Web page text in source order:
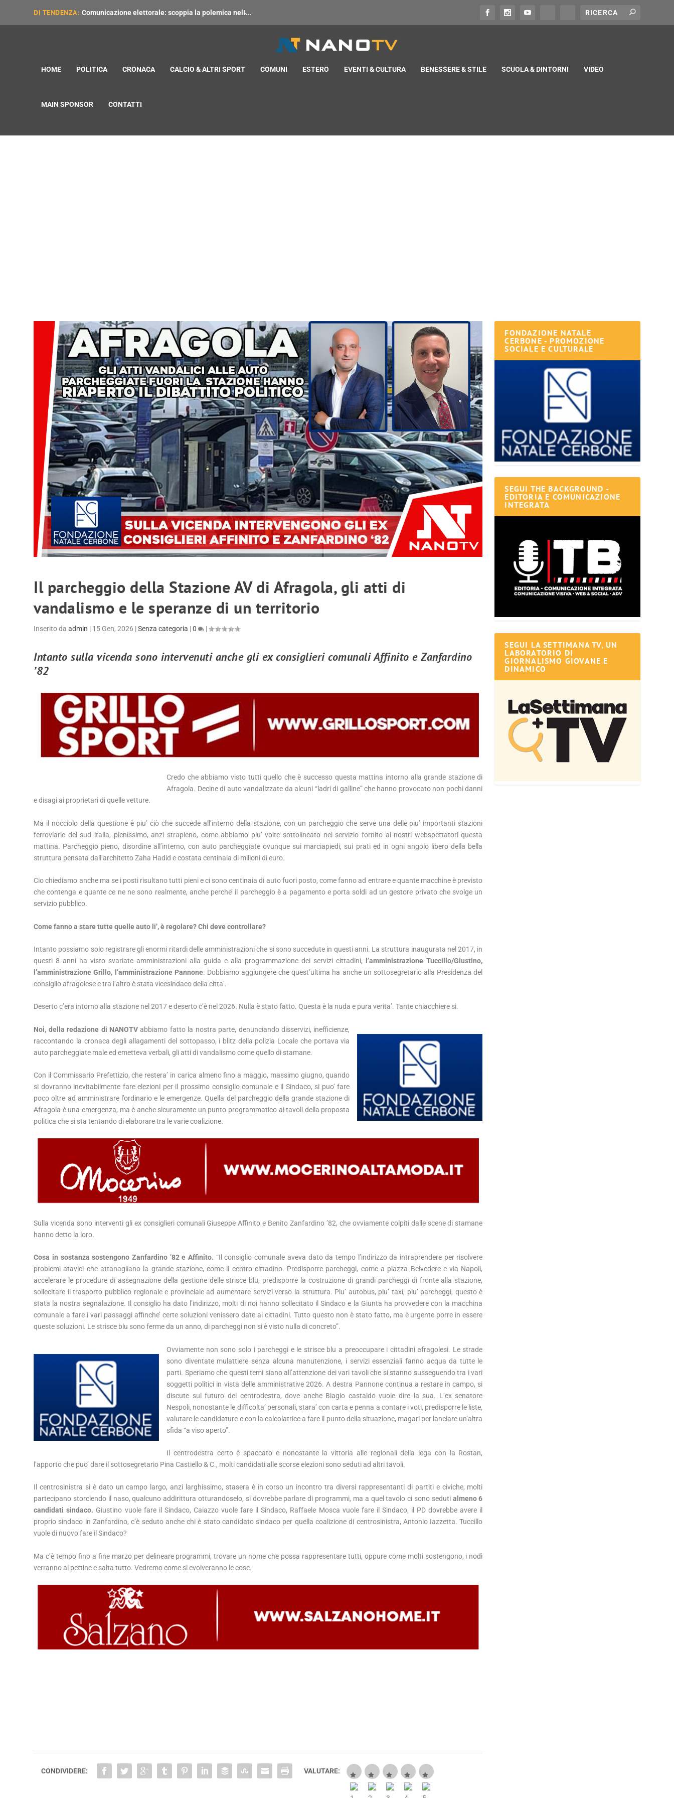
DI TENDENZA: Comunicazione elettorale: scoppia la polemica nell̵...
HOME POLITICA CRONACA CALCIO & ALTRI SPORT COMUNI ESTERO EVENTI & CULTURA BENESSERE & STILE SCUOLA & DINTORNI VIDEO
MAIN SPONSOR CONTATTI
Il parcheggio della Stazione AV di Afragola, gli atti di
vandalismo e le speranze di un territorio
Inserito daadmin | 15 Gen, 2026 |Senza categoria |0 |
Intanto sulla vicenda sono intervenuti anche gli ex consiglieri comunali Affinito e Zanfardino
’82
Credo che abbiamo visto tutti quello che è successo questa mattina intorno alla grande stazione di
Afragola. Decine di auto vandalizzate da alcuni “ladri di galline” che hanno provocato non pochi danni
e disagi ai proprietari di quelle vetture.
Ma il nocciolo della questione è piu’ ciò che succede all’interno della stazione, con un parcheggio che serve una delle piu’ importanti stazioni
ferroviarie del sud italia, pienissimo, anzi strapieno, come abbiamo piu’ volte sottolineato nel servizio fornito ai nostri webspettatori questa
mattina. Parcheggio pieno, disordine all’interno, con auto parcheggiate ovunque sui marciapiedi, sui prati ed in ogni angolo libero della bella
struttura pensata dall’architetto Zaha Hadid e costata centinaia di milioni di euro.
Cio chiediamo anche ma se i posti risultano tutti pieni e ci sono centinaia di auto fuori posto, come fanno ad entrare e quante macchine è previsto
che contenga e quante ce ne ne sono realmente, anche perche’ il parcheggio è a pagamento e porta soldi ad un gestore privato che svolge un
servizio pubblico.
Come fanno a stare tutte quelle auto li’, è regolare? Chi deve controllare?
Intanto possiamo solo registrare gli enormi ritardi delle amministrazioni che si sono succedute in questi anni. La struttura inaugurata nel 2017, in
questi 8 anni ha visto svariate amministrazioni alla guida e alla programmazione dei servizi cittadini,
l’amministrazione Tuccillo/Giustino,
l’amministrazione Grillo, l’amministrazione Pannone. Dobbiamo aggiungere che quest’ultima ha anche un sottosegretario alla Presidenza del
consiglio afragolese e tra l’altro è stata vicesindaco della citta’.
Deserto c’era intorno alla stazione nel 2017 e deserto c’è nel 2026. Nulla è stato fatto. Questa è la nuda e pura verita’. Tante chiacchiere si.
Noi, della redazione di NANOTVabbiamo fatto la nostra parte, denunciando disservizi, inefficienze,
raccontando la cronaca degli allagamenti del sottopasso, i blitz della polizia Locale che portava via
auto parcheggiate male ed emetteva verbali, gli atti di vandalismo come quello di stamane.
Con il Commissario Prefettizio, che restera’ in carica almeno fino a maggio, massimo giugno, quando
si dovranno inevitabilmente fare elezioni per il prossimo consiglio comunale e il Sindaco, si puo’ fare
poco oltre ad amministrare l’ordinario e le emergenze. Quella del parcheggio della grande stazione di
Afragola è una emergenza, ma è anche sicuramente un punto programmatico ai tavoli della proposta
politica che si sta tentando di elaborare tra le varie coalizione.
Sulla vicenda sono interventi gli ex consiglieri comunali Giuseppe Affinito e Benito Zanfardino ’82, che ovviamente colpiti dalle scene di stamane
hanno detto la loro.
Cosa in sostanza sostengono Zanfardino ’82 e Affinito. “Il consiglio comunale aveva dato da tempo l’indirizzo da intraprendere per risolvere
problemi atavici che attanagliano la grande stazione, come il centro cittadino. Predisporre parcheggi, come a piazza Belvedere e via Napoli,
accelerare le procedure di assegnazione della gestione delle strisce blu, predisporre la costruzione di grandi parcheggi di fronte alla stazione,
sollecitare il trasporto pubblico regionale e provinciale ad aumentare servizi verso la struttura. Piu’ autobus, piu’ taxi, piu’ parcheggi, questo è
stata la nostra segnalazione. Il consiglio ha dato l’indirizzo, molti di noi hanno sollecitato il Sindaco e la Giunta ha provvedere con la macchina
comunale a fare i vari passaggi affinche’ certe soluzioni venissero date ai cittadini. Tutto questo non è stato fatto, ma è urgente porre in essere
queste soluzioni. Le strisce blu sono ferme da un anno, di parcheggi non si è visto nulla di concreto”.
Ovviamente non sono solo i parcheggi e le strisce blu a preoccupare i cittadini afragolesi. Le strade
sono diventate mulattiere senza alcuna manutenzione, i servizi essenziali fanno acqua da tutte le
parti. Speriamo che questi temi siano all’attenzione dei vari tavoli che si stanno susseguendo tra i vari
soggetti politici in vista delle amministrative 2026. A destra Pannone continua a restare in campo, si
discute sul futuro del centrodestra, dove anche Biagio castaldo vuole dire la sua. L’ex senatore
Nespoli, nonostante le difficolta’ personali, stara’ con carta e penna a contare i voti, predisporre le liste,
valutare le candidature e con la calcolatrice a fare il punto della situazione, magari per lanciare un’altra
sfida “a viso aperto”.
Il centrodestra certo è spaccato e nonostante la vittoria alle regionali della lega con la Rostan,
l’apporto che puo’ dare il sottosegretario Pina Castiello & C., molti candidati alle scorse elezioni sono seduti ad altri tavoli.
Il centrosinistra si è dato un campo largo, anzi larghissimo, stasera è in corso un incontro tra diversi rappresentanti di partiti e civiche, molti
partecipano storciendo il naso, qualcuno addirittura otturandoselo, si dovrebbe parlare di programmi, ma a quel tavolo ci sono seduti almeno 6
candidati sindaco. Giustino vuole fare il Sindaco, Caiazzo vuole fare il Sindaco, Raffaele Mosca vuole fare il Sindaco, il PD dovrebbe avere il
proprio sindaco in Zanfardino, c’è seduto anche chi è stato candidato sindaco per quella coalizione di centrosinistra, Antonio Iazzetta. Tuccillo
vuole di nuovo fare il Sindaco?
Ma c’è tempo fino a fine marzo per delineare programmi, trovare un nome che possa rappresentare tutti, oppure come molti sostengono, i nodì
verranno al pettine e salta tutto. Vedremo come si evolveranno le cose.
CONDIVIDERE: VALUTARE:
FONDAZIONE NATALE
CERBONE - PROMOZIONE
SOCIALE E CULTURALE
SEGUI THE BACKGROUND -
EDITORIA E COMUNICAZIONE
INTEGRATA
SEGUI LA SETTIMANA TV, UN
LABORATORIO DI
GIORNALISMO GIOVANE E
DINAMICO